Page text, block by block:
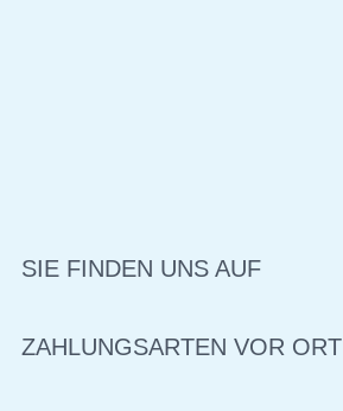
SIE FINDEN UNS AUF
ZAHLUNGSARTEN VOR ORT